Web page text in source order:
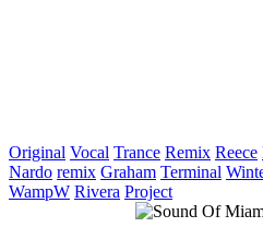
Original Vocal Trance Remix Reece
Nardo remix Graham Terminal
WampW Rivera Project